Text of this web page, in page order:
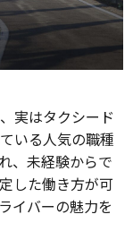
実はタクシード
いる人気の職種
、未経験からで
した働き方が可
イバーの魅力を